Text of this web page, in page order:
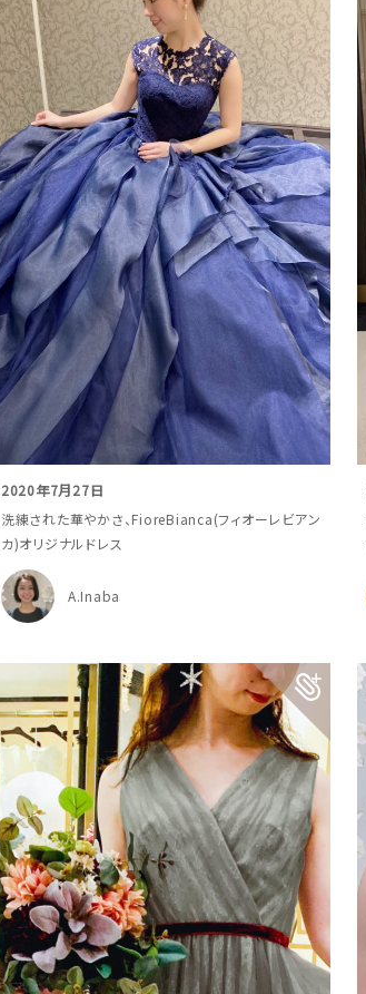
2020年7月27日
洗練された華やかさ、FioreBianca(フィオーレビアン
カ)オリジナルドレス
A.Inaba